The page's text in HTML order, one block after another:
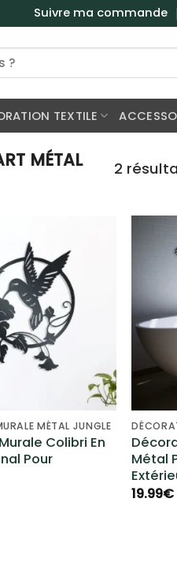
Suivre ma commande
TEXTILE
MÉTAL
2
Ajouter
liste
d’envies
MÉTAL JUNGLE
Colibri En
Pour
Métal
19.99€